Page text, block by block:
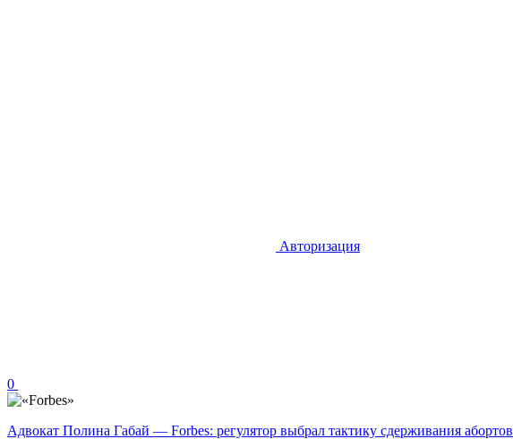
Авторизация
0
Адвокат Полина Габай — Forbes: регулятор выбрал тактику сдерживания абортов